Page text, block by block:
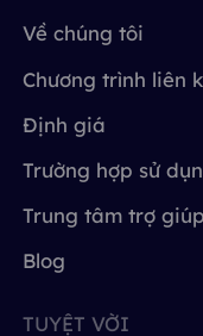
Về chúng tôi
Chương trình liên
Định giá
Trường hợp sử
Trung tâm trợ giúp
Blog
TUYỆT VỜI